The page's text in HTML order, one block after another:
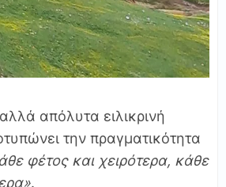
απόλυτα ειλικρινή
την πραγματικότητα
φέτος και χειρότερα, κάθε
.